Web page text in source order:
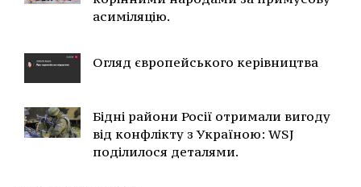
асиміляцію.
Огляд європейського керівництва
Бідні райони Росії отримали вигоду
від конфлікту з Україною: WSJ
поділилося деталями.